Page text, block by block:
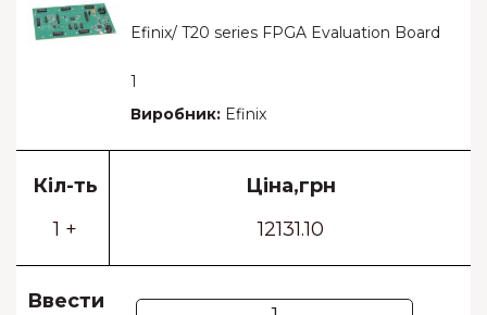
Efinix/ T20 series FPGA Evaluation Board
1
Виробник: Efinix
Кіл-ть
1 +
Ціна,грн
12131.10
Ввести